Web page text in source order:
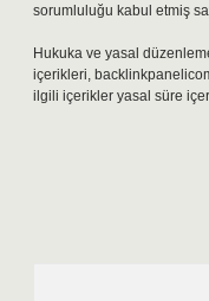
sorumluluğu kabul etmiş
Hukuka ve yasal
içerikleri,
ilgili içerikler yasal süre